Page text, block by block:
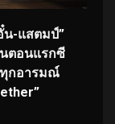
น-แสตมป์”
ตอนแรกซี
ทุกอารมณ์